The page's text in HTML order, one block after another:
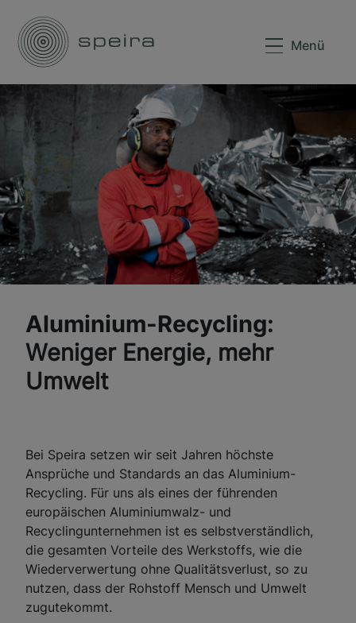
Menü
Aluminium-Recycling:
Weniger Energie, mehr
Umwelt
Bei Speira setzen wir seit Jahren höchste
Ansprüche und Standards an das Aluminium-
Recycling. Für uns als eines der führenden
europäischen Aluminiumwalz- und
Recyclingunternehmen ist es selbstverständlich,
die gesamten Vorteile des Werkstoffs, wie die
Wiederverwertung ohne Qualitätsverlust, so zu
nutzen, dass der Rohstoff Mensch und Umwelt
zugutekommt.